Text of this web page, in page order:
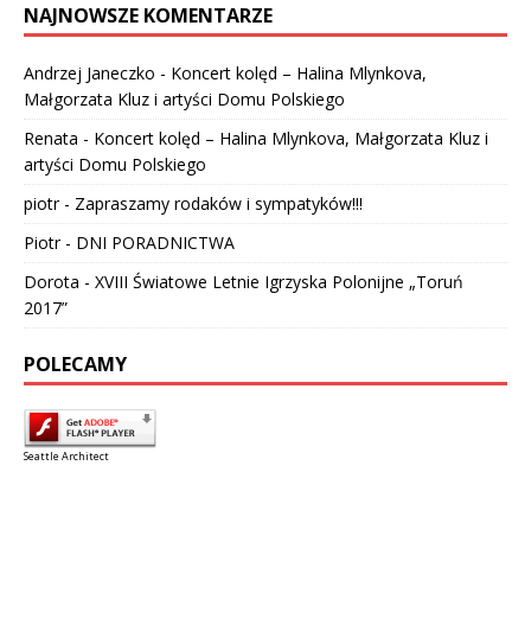
NAJNOWSZE KOMENTARZE
Andrzej Janeczko - Koncert kolęd – Halina Mlynkova,
Małgorzata Kluz i artyści Domu Polskiego
Renata - Koncert kolęd – Halina Mlynkova, Małgorzata Kluz i
artyści Domu Polskiego
piotr- Zapraszamy rodaków i sympatyków!!!
Piotr- DNI PORADNICTWA
Dorota - XVIII Światowe Letnie Igrzyska Polonijne „Toruń
2017”
POLECAMY
Seattle Architect